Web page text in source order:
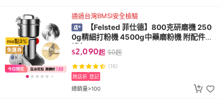
mo點3%
免運券
通過台灣BMSI安全檢驗
【Felsted 菲仕德】800克研磨機 250
0g精細打粉機 4500g中藥磨粉機 附配件大
禮包
$2,090起 $0起
(16)
總銷量>100
跨店折 登記